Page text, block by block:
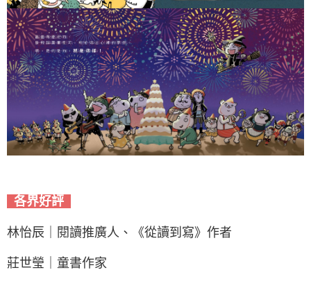
各界好評
林怡辰｜閱讀推廣人、《從讀到寫》作者
莊世瑩｜童書作家